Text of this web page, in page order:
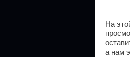
На
а нам